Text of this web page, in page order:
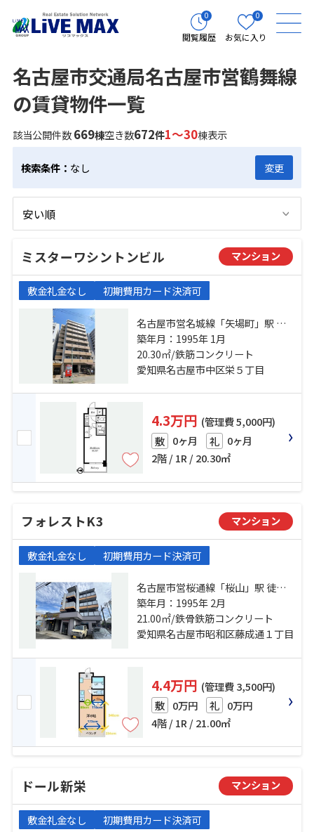
0
閲覧履歴
0
お気に入り
名古屋市交通局名古屋市営鶴舞線
の賃貸物件一覧
該当公開件数669棟空き数672件1～30棟表示
検索条件： なし 変更
ミスターワシントンビル マンション
敷金礼金なし 初期費用カード決済可
名古屋市営名城線「矢場町」駅 徒
歩7分 名古屋市営東山線「栄」駅 徒
歩12分 名古屋市営鶴舞線「鶴舞」
駅 徒歩15分
築年月：1995年 1月
20.30㎡/鉄筋コンクリート
愛知県名古屋市中区栄５丁目
4.3万円 (管理費 5,000円)
敷 0ヶ月 礼 0ヶ月
2階 / 1R / 20.30㎡
フォレストK3 マンション
敷金礼金なし 初期費用カード決済可
名古屋市営桜通線「桜山」駅 徒歩4
分 名古屋市営桜通線「瑞穂区役
所」駅 徒歩16分 名古屋市営鶴舞線
「御器所」駅 徒歩17分
築年月：1995年 2月
21.00㎡/鉄骨鉄筋コンクリート
愛知県名古屋市昭和区藤成通１丁目
4.4万円 (管理費 3,500円)
敷 0万円 礼 0万円
4階 / 1R / 21.00㎡
ドール新栄 マンション
敷金礼金なし 初期費用カード決済可